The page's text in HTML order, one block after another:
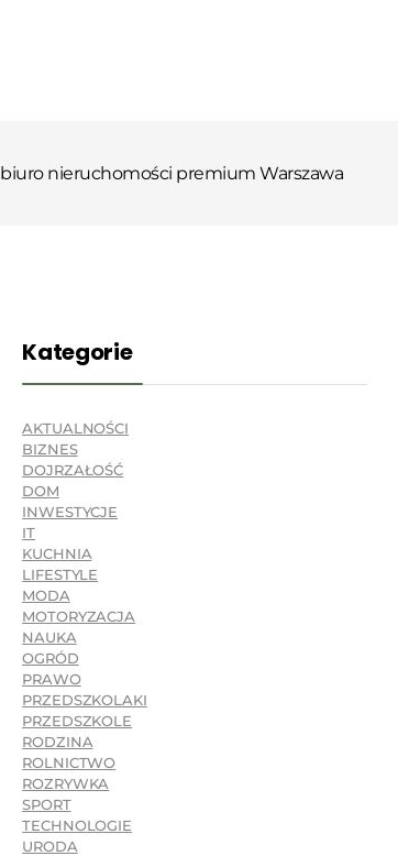
biuro nieruchomości premium Warszawa
Kategorie
AKTUALNOŚCI
BIZNES
DOJRZAŁOŚĆ
DOM
INWESTYCJE
IT
KUCHNIA
LIFESTYLE
MODA
MOTORYZACJA
NAUKA
OGRÓD
PRAWO
PRZEDSZKOLAKI
PRZEDSZKOLE
RODZINA
ROLNICTWO
ROZRYWKA
SPORT
TECHNOLOGIE
URODA